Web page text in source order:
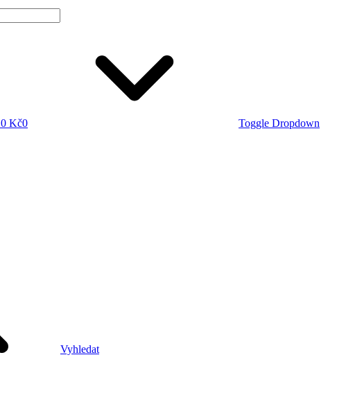
0 Kč0
Toggle Dropdown
Vyhledat